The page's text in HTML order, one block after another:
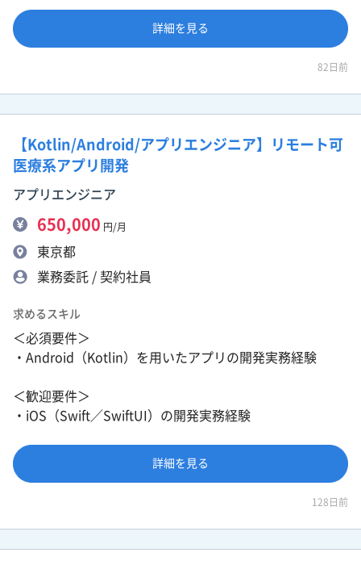
詳細を見る
82日前
【Kotlin/Android/アプリエンジニア】リモート可
医療系アプリ開発
アプリエンジニア
650,000 円/月
東京都
業務委託 / 契約社員
求めるスキル
＜必須要件＞
・Android（Kotlin）を用いたアプリの開発実務経験
＜歓迎要件＞
・iOS（Swift／SwiftUI）の開発実務経験
詳細を見る
128日前